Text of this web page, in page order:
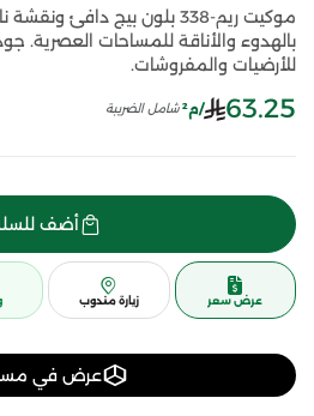
موكيت ريم-338 بلون بيج
بالهدوء والأناقة للمساحات العصرية.
للأرضيات والمفروشات.
63.25 /م² شامل الضريبة
أضف
عرض سعر زيارة مندوب
عرض في